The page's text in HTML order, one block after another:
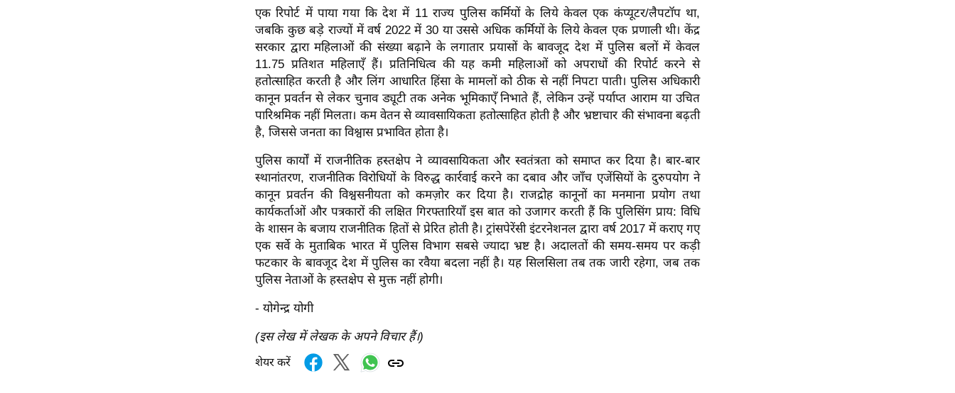
एक रिपोर्ट में पाया गया कि देश में 11 राज्य पुलिस कर्मियों के लिये केवल एक कंप्यूटर/लैपटॉप था,
जबकि कुछ बड़े राज्यों में वर्ष 2022 में 30 या उससे अधिक कर्मियों के लिये केवल एक प्रणाली थी। केंद्र
सरकार द्वारा महिलाओं की संख्या बढ़ाने के लगातार प्रयासों के बावजूद देश में पुलिस बलों में केवल
11.75 प्रतिशत महिलाएँ हैं। प्रतिनिधित्व की यह कमी महिलाओं को अपराधों की रिपोर्ट करने से
हतोत्साहित करती है और लिंग आधारित हिंसा के मामलों को ठीक से नहीं निपटा पाती। पुलिस अधिकारी
कानून प्रवर्तन से लेकर चुनाव ड्यूटी तक अनेक भूमिकाएँ निभाते हैं, लेकिन उन्हें पर्याप्त आराम या उचित
पारिश्रमिक नहीं मिलता। कम वेतन से व्यावसायिकता हतोत्साहित होती है और भ्रष्टाचार की संभावना बढ़ती
है, जिससे जनता का विश्वास प्रभावित होता है।
पुलिस कार्यों में राजनीतिक हस्तक्षेप ने व्यावसायिकता और स्वतंत्रता को समाप्त कर दिया है। बार-बार
स्थानांतरण, राजनीतिक विरोधियों के विरुद्ध कार्रवाई करने का दबाव और जाँच एजेंसियों के दुरुपयोग ने
कानून प्रवर्तन की विश्वसनीयता को कमज़ोर कर दिया है। राजद्रोह कानूनों का मनमाना प्रयोग तथा
कार्यकर्ताओं और पत्रकारों की लक्षित गिरफ्तारियाँ इस बात को उजागर करती हैं कि पुलिसिंग प्राय: विधि
के शासन के बजाय राजनीतिक हितों से प्रेरित होती है। ट्रांसपेरेंसी इंटरनेशनल द्वारा वर्ष 2017 में कराए गए
एक सर्वे के मुताबिक भारत में पुलिस विभाग सबसे ज्यादा भ्रष्ट है। अदालतों की समय-समय पर कड़ी
फटकार के बावजूद देश में पुलिस का रवैया बदला नहीं है। यह सिलसिला तब तक जारी रहेगा, जब तक
पुलिस नेताओं के हस्तक्षेप से मुक्त नहीं होगी।
- योगेन्द्र योगी
(इस लेख में लेखक के अपने विचार हैं।)
शेयर करें